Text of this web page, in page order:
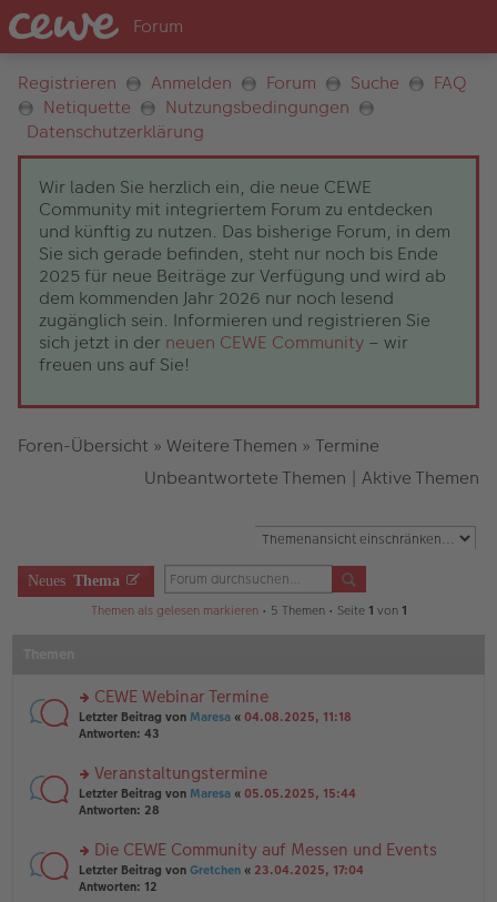
Registrieren Anmelden Forum Suche
FAQ
Netiquette
Nutzungsbedingungen
Datenschutzerklärung
Wir laden Sie herzlich ein, die neue CEWE
Community mit integriertem Forum zu entdecken
und künftig zu nutzen. Das bisherige Forum, in dem
Sie sich gerade befinden, steht nur noch bis Ende
2025 für neue Beiträge zur Verfügung und wird ab
dem kommenden Jahr 2026 nur noch lesend
zugänglich sein. Informieren und registrieren Sie
sich jetzt in der neuen CEWE Community – wir
freuen uns auf Sie!
Foren-Übersicht » Weitere Themen » Termine
Unbeantwortete Themen | Aktive Themen
Neues Thema
Themen als gelesen markieren• 5 Themen • Seite 1 von 1
rs
te
n
g
el
e
n
er
CEWE Webinar Termine
Letzter Beitrag von Maresa « 04.08.2025, 11:18
Antworten: 43
rs
te
n
g
el
Veranstaltungstermine
Letzter Beitrag von Maresa « 05.05.2025, 15:44
Antworten: 28
rs
te
Die CEWE Community auf Messen und Events
Letzter Beitrag von Gretchen « 23.04.2025, 17:04
Antworten: 12